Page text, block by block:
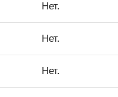
Нет.
Нет.
Нет.